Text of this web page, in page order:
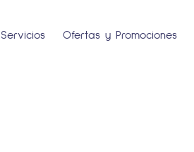
Servicios Ofertas y Promociones